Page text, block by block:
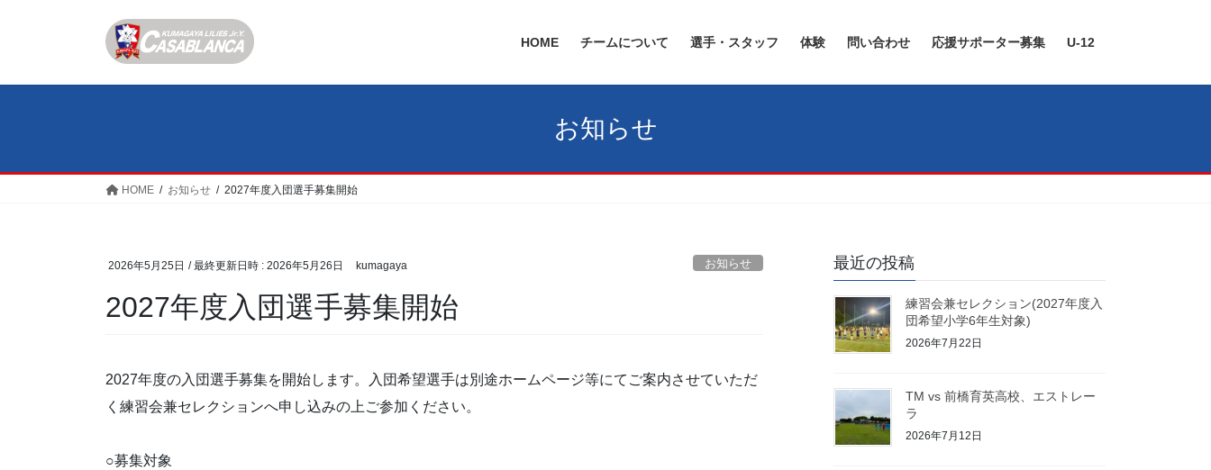
HOME チームについて 選手・スタッフ 体験 問い合わせ 応援サポーター募集 U-12
お知らせ
HOME お知らせ 2027年度入団選手募集開始
2026年5月25日 / 最終更新日時 : 2026年5月26日 kumagaya お知らせ
2027年度入団選手募集開始
2027年度の入団選手募集を開始します。入団希望選手は別途ホームページ等にてご案内させていただ
く練習会兼セレクションへ申し込みの上ご参加ください。
○募集対象
最近の投稿
練習会兼セレクション(2027年度入
団希望小学6年生対象)
2026年7月22日
TM vs 前橋育英高校、エストレー
ラ
2026年7月12日